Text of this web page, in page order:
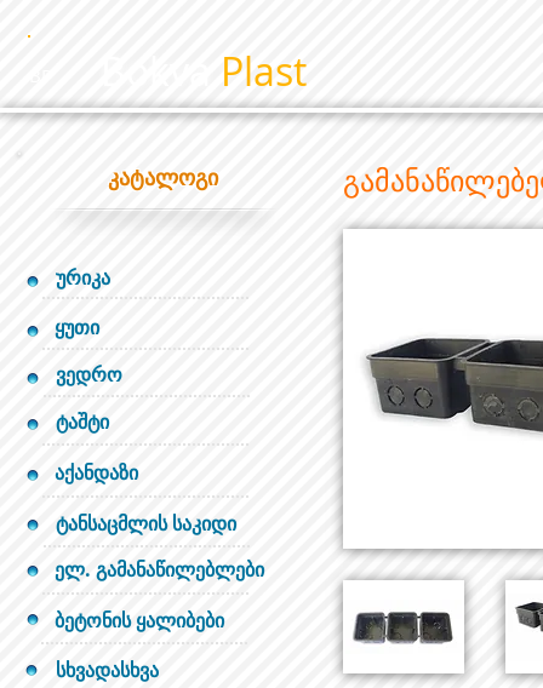
Plast
კატალოგი
ურიკა
ყუთი
ვედრო
ტაშტი
აქანდაზი
ტანსაცმლის საკიდი
ელ. გამანაწილებლები
ბეტონის ყალიბები
სხვადასხვა